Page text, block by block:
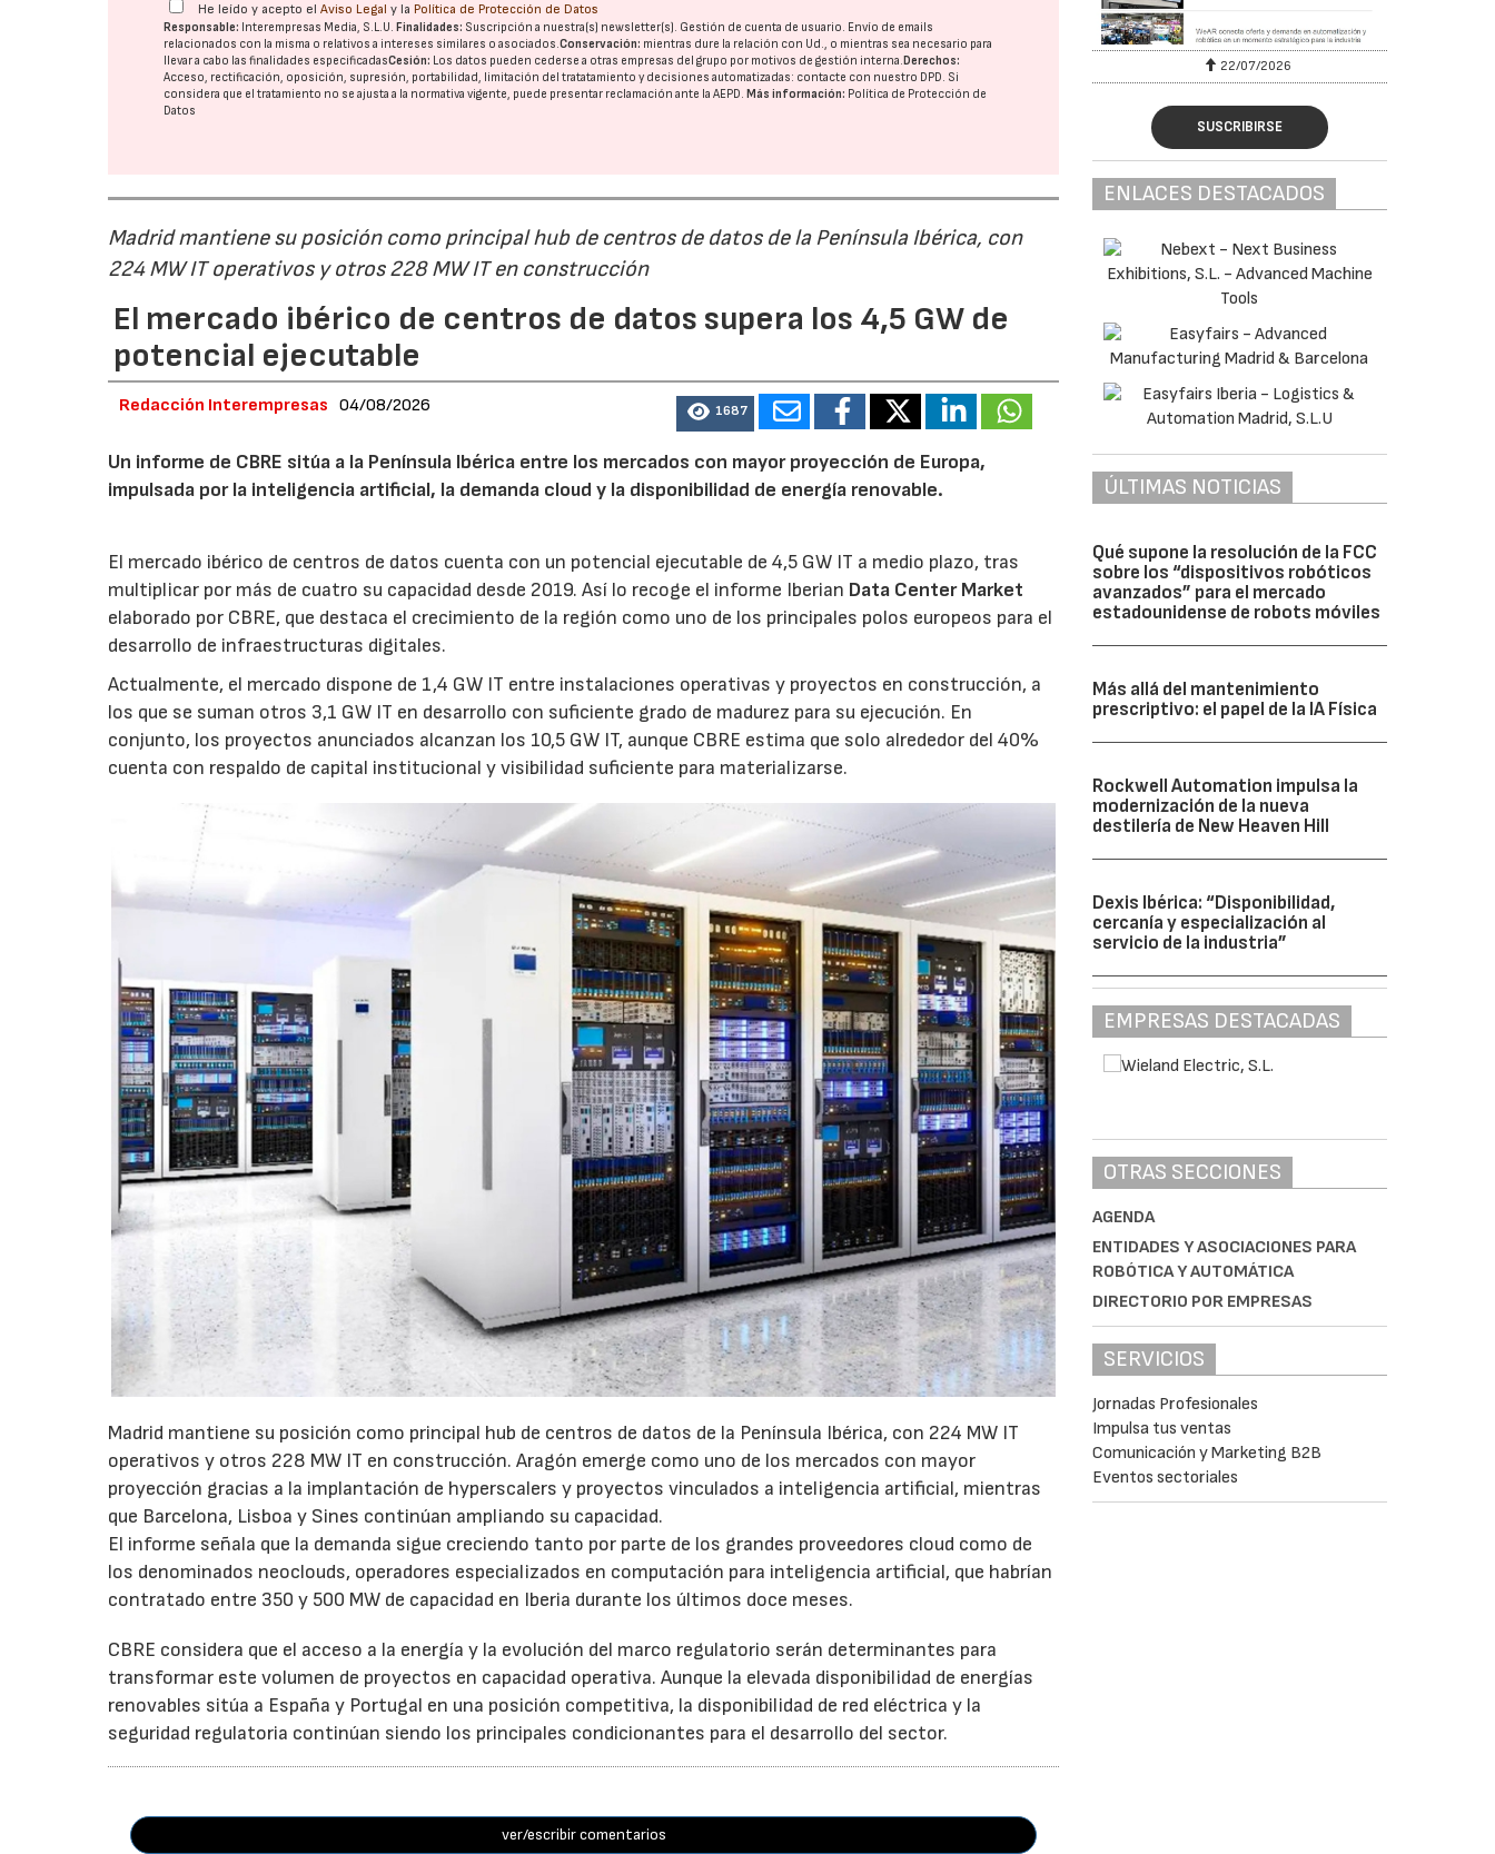
He leído y acepto elAviso Legal y la Política de Protección de Datos
Responsable: Interempresas Media, S.L.U. Finalidades: Suscripción a nuestra(s) newsletter(s). Gestión de cuenta de usuario. Envío de emails
relacionados con la misma o relativos a intereses similares o asociados.Conservación: mientras dure la relación con Ud., o mientras sea necesario para
llevar a cabo las finalidades especificadasCesión: Los datos pueden cederse a otras empresas del grupo por motivos de gestión interna. Derechos:
Acceso, rectificación, oposición, supresión, portabilidad, limitación del tratatamiento y decisiones automatizadas: contacte con nuestro DPD. Si
considera que el tratamiento no se ajusta a la normativa vigente, puede presentar reclamación ante laAEPD. Más información: Política de Protección de
Datos
Madrid mantiene su posición como principal hub de centros de datos de la Península Ibérica, con
224 MW IT operativos y otros 228 MW IT en construcción
El mercado ibérico de centros de datos supera los 4,5 GW de
potencial ejecutable
Redacción Interempresas 04/08/2026 1687
Un informe de CBRE sitúa a la Península Ibérica entre los mercados con mayor proyección de Europa,
impulsada por la inteligencia artificial, la demanda cloud y la disponibilidad de energía renovable.
El mercado ibérico de centros de datos cuenta con un potencial ejecutable de 4,5 GW IT a medio plazo, tras
multiplicar por más de cuatro su capacidad desde 2019. Así lo recoge el informe Iberian Data Center Market
elaborado por CBRE, que destaca el crecimiento de la región como uno de los principales polos europeos para el
desarrollo de infraestructuras digitales.
Actualmente, el mercado dispone de 1,4 GW IT entre instalaciones operativas y proyectos en construcción, a
los que se suman otros 3,1 GW IT en desarrollo con suficiente grado de madurez para su ejecución. En
conjunto, los proyectos anunciados alcanzan los 10,5 GW IT, aunque CBRE estima que solo alrededor del 40%
cuenta con respaldo de capital institucional y visibilidad suficiente para materializarse.
Madrid mantiene su posición como principal hub de centros de datos de la Península Ibérica, con 224 MW IT
operativos y otros 228 MW IT en construcción. Aragón emerge como uno de los mercados con mayor
proyección gracias a la implantación de hyperscalers y proyectos vinculados a inteligencia artificial, mientras
que Barcelona, Lisboa y Sines continúan ampliando su capacidad.
El informe señala que la demanda sigue creciendo tanto por parte de los grandes proveedores cloud como de
los denominados neoclouds, operadores especializados en computación para inteligencia artificial, que habrían
contratado entre 350 y 500 MW de capacidad en Iberia durante los últimos doce meses.
CBRE considera que el acceso a la energía y la evolución del marco regulatorio serán determinantes para
transformar este volumen de proyectos en capacidad operativa. Aunque la elevada disponibilidad de energías
renovables sitúa a España y Portugal en una posición competitiva, la disponibilidad de red eléctrica y la
seguridad regulatoria continúan siendo los principales condicionantes para el desarrollo del sector.
ver/escribir comentarios
22/07/2026 29/07/2026 22/07/2026
SUSCRIBIRSE
ENLACES DESTACADOS
ÚLTIMAS NOTICIAS
Qué supone la resolución de la FCC
sobre los “dispositivos robóticos
avanzados” para el mercado
estadounidense de robots móviles
Más allá del mantenimiento
prescriptivo: el papel de la IA Física
Rockwell Automation impulsa la
modernización de la nueva
destilería de New Heaven Hill
Dexis Ibérica: “Disponibilidad,
cercanía y especialización al
servicio de la industria”
EMPRESAS DESTACADAS
OTRAS SECCIONES
AGENDA
ENTIDADES Y ASOCIACIONES PARA
ROBÓTICA Y AUTOMÁTICA
DIRECTORIO POR EMPRESAS
SERVICIOS
Jornadas Profesionales
Impulsa tus ventas
Comunicación y Marketing B2B
Eventos sectoriales